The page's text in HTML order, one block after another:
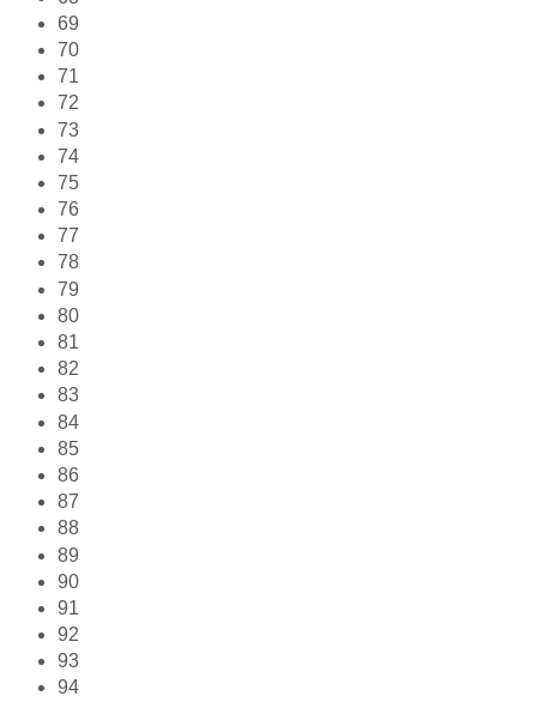
69
70
71
72
73
74
75
76
77
78
79
80
81
82
83
84
85
86
87
88
89
90
91
92
93
94